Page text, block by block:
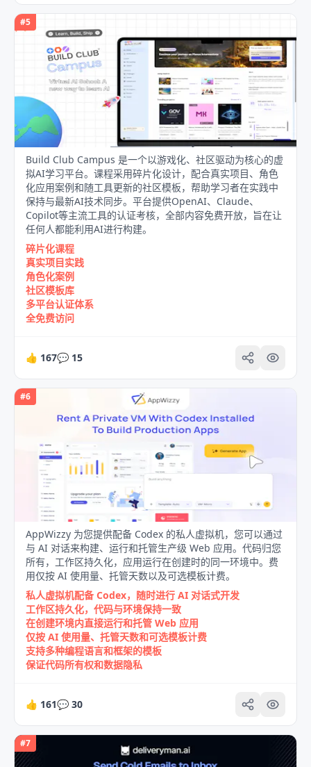
#5
Build Club Campus 是一个以游戏化、社区驱动为核心的虚
拟AI学习平台。课程采用碎片化设计，配合真实项目、角色
化应用案例和随工具更新的社区模板，帮助学习者在实践中
保持与最新AI技术同步。平台提供OpenAI、Claude、
Copilot等主流工具的认证考核，全部内容免费开放，旨在让
任何人都能利用AI进行构建。
碎片化课程
真实项目实践
角色化案例
社区模板库
多平台认证体系
全免费访问
👍 167💬 15
#6
AppWizzy 为您提供配备 Codex 的私人虚拟机，您可以通过
与 AI 对话来构建、运行和托管生产级 Web 应用。代码归您
所有，工作区持久化，应用运行在创建时的同一环境中。费
用仅按 AI 使用量、托管天数以及可选模板计费。
私人虚拟机配备 Codex，随时进行 AI 对话式开发
工作区持久化，代码与环境保持一致
在创建环境内直接运行和托管 Web 应用
仅按 AI 使用量、托管天数和可选模板计费
支持多种编程语言和框架的模板
保证代码所有权和数据隐私
👍 161💬 30
#7